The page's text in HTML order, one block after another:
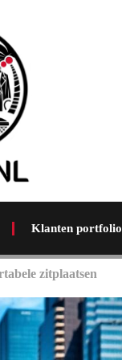
Klanten portfolio
zitplaatsen